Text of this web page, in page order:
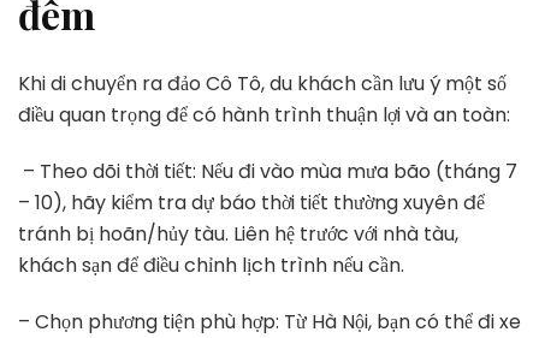
đêm
Khi di chuyển ra đảo Cô Tô, du khách cần lưu ý một số
điều quan trọng để có hành trình thuận lợi và an toàn:
– Theo dõi thời tiết: Nếu đi vào mùa mưa bão (tháng 7
– 10), hãy kiểm tra dự báo thời tiết thường xuyên để
tránh bị hoãn/hủy tàu. Liên hệ trước với nhà tàu,
khách sạn để điều chỉnh lịch trình nếu cần.
– Chọn phương tiện phù hợp: Từ Hà Nội, bạn có thể đi xe